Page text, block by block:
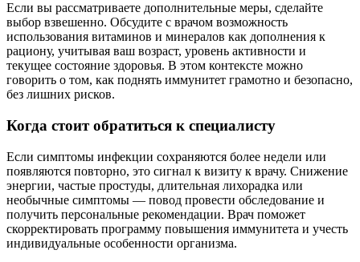
Если вы рассматриваете дополнительные меры, сделайте
выбор взвешенно. Обсудите с врачом возможность
использования витаминов и минералов как дополнения к
рациону, учитывая ваш возраст, уровень активности и
текущее состояние здоровья. В этом контексте можно
говорить о том, как поднять иммунитет грамотно и безопасно,
без лишних рисков.
Когда стоит обратиться к специалисту
Если симптомы инфекции сохраняются более недели или
появляются повторно, это сигнал к визиту к врачу. Снижение
энергии, частые простуды, длительная лихорадка или
необычные симптомы — повод провести обследование и
получить персональные рекомендации. Врач поможет
скорректировать программу повышения иммунитета и учесть
индивидуальные особенности организма.